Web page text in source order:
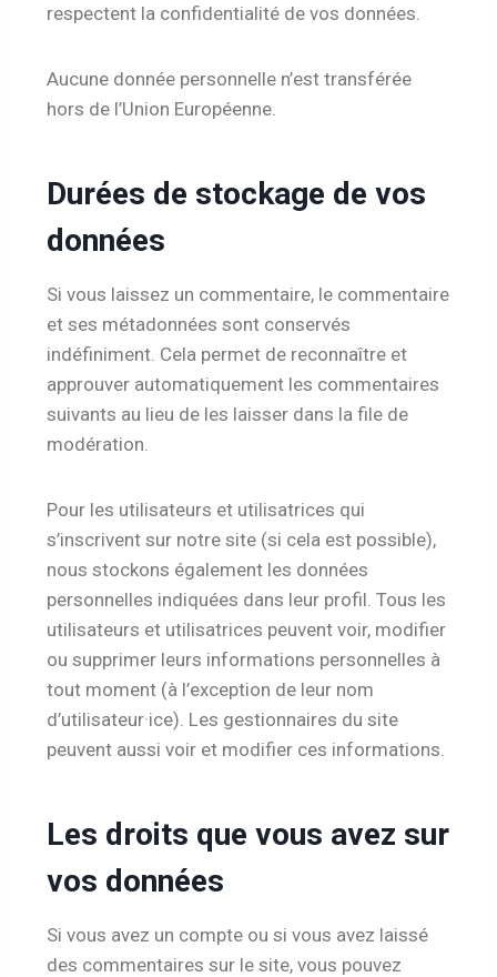
respectent la confidentialité de vos données.
Aucune donnée personnelle n’est transférée
hors de l’Union Européenne.
Durées de stockage de vos
données
Si vous laissez un commentaire, le commentaire
et ses métadonnées sont conservés
indéfiniment. Cela permet de reconnaître et
approuver automatiquement les commentaires
suivants au lieu de les laisser dans la file de
modération.
Pour les utilisateurs et utilisatrices qui
s’inscrivent sur notre site (si cela est possible),
nous stockons également les données
personnelles indiquées dans leur profil. Tous les
utilisateurs et utilisatrices peuvent voir, modifier
ou supprimer leurs informations personnelles à
tout moment (à l’exception de leur nom
d’utilisateur·ice). Les gestionnaires du site
peuvent aussi voir et modifier ces informations.
Les droits que vous avez sur
vos données
Si vous avez un compte ou si vous avez laissé
des commentaires sur le site, vous pouvez